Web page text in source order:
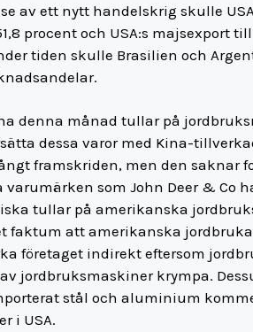
av ett nytt handelskrig skulle
procent och USA:s majsexport
tiden skulle Brasilien och
denna månad tullar på
dessa varor med Kina-
framskriden, men den saknar
som John Deer & Co
tullar på amerikanska
faktum att amerikanska
företaget indirekt eftersom
jordbruksmaskiner krympa.
stål och aluminium
i USA.